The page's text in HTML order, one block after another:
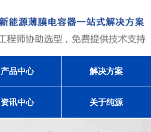
产品中心 解决方案
资讯中心 关于纯源